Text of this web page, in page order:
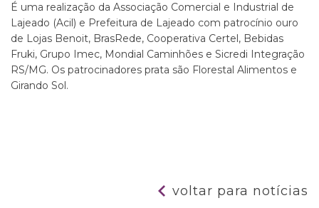
É uma realização da Associação Comercial e Industrial de
Lajeado (Acil) e Prefeitura de Lajeado com patrocínio ouro
de Lojas Benoit, BrasRede, Cooperativa Certel, Bebidas
Fruki, Grupo Imec, Mondial Caminhões e Sicredi Integração
RS/MG. Os patrocinadores prata são Florestal Alimentos e
Girando Sol.
voltar para notícias